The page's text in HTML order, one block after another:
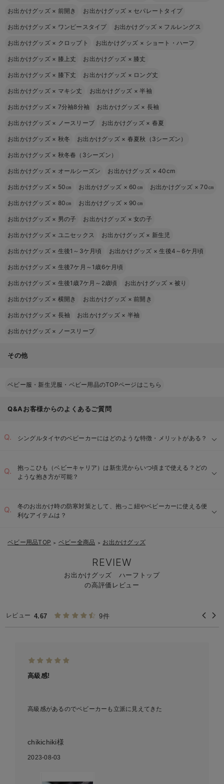
お出かけグッズ × 前開き お出かけグッズ × セパレートタイプ
お出かけグッズ × ワンピースタイプ お出かけグッズ × フルレングス
お出かけグッズ × クロップト お出かけグッズ × ショート・ハーフ
お出かけグッズ × 膝上丈 お出かけグッズ × 膝丈
お出かけグッズ × 膝下丈 お出かけグッズ × ロング丈
お出かけグッズ × マキシ丈 お出かけグッズ ×半袖
お出かけグッズ × 7分袖8分袖 お出かけグッズ × 長袖
お出かけグッズ × ノースリーブ お出かけグッズ × 春夏
お出かけグッズ × 秋冬 お出かけグッズ × 春夏秋（3シーズン）
お出かけグッズ × 秋冬春（3シーズン）
お出かけグッズ × オールシーズン お出かけグッズ ×40cm
お出かけグッズ × 50㎝ お出かけグッズ × 60㎝ お出かけグッズ ×70㎝
お出かけグッズ × 80㎝ お出かけグッズ × 90㎝
お出かけグッズ × 男の子 お出かけグッズ ×女の子
お出かけグッズ × ユニセックス お出かけグッズ × 新生児
お出かけグッズ × 生後1～3ケ月頃 お出かけグッズ ×生後4～6ケ月頃
お出かけグッズ × 生後7ケ月～1歳6ケ月頃
お出かけグッズ × 生後1歳7ケ月～2歳頃 お出かけグッズ ×被り
お出かけグッズ × 横開き お出かけグッズ ×前開き
お出かけグッズ × 長袖 お出かけグッズ × 半袖
お出かけグッズ × ノースリーブ
その他
ベビー服・新生児服・ベビー用品のTOPページはこちら
Q&Aお客様からのよくあるご質問
シングルタイヤのベビーカーにはどのような特徴・メリットがある？
抱っこひも（ベビーキャリア）は新生児からいつ頃まで使える？どの
ような抱き方が可能？
冬のお出かけ時の防寒対策として、抱っこ紐やベビーカーに使える便
利なアイテムは？
ベビー用品TOP ＞ ベビー全商品 ＞ お出かけグッズ
REVIEW
お出かけグッズ ハーフトップ
の高評価レビュー
レビュー 4.67 9件
高級感!
高級感があるのでベビーカーも立派に見えてきた
chikichiki様
2023-08-03